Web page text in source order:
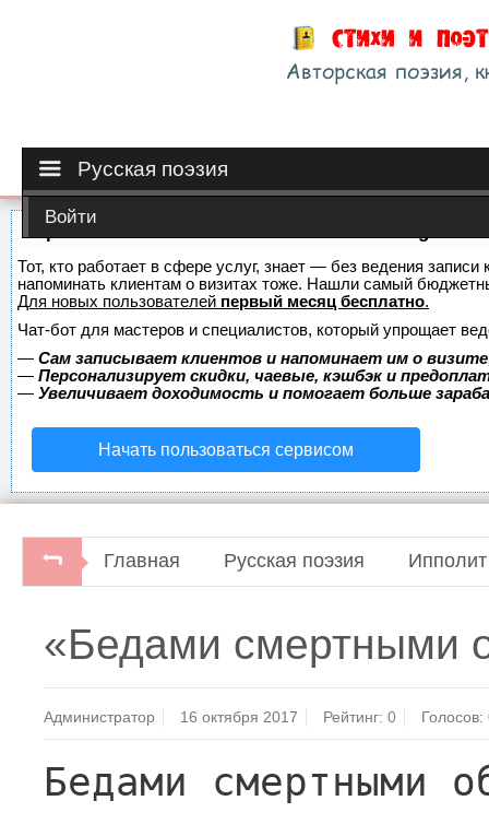
Русская поэзия
Войти
Тот, кто работает в сфере услуг, знает — без ведения
напоминать клиентам о визитах тоже. Нашли самый
Для новых пользователей первый месяц бесплатно.
Чат-бот для мастеров и специалистов, который упрощает
— Сам записывает клиентов и напоминает им о
— Персонализирует скидки, чаевые, кэшбэк и
— Увеличивает доходимость и помогает больше
Начать пользоваться сервисом
Главная Русская поэзия
«Бедами смертными
Администратор 16 октября 2017 Рейтинг:0 Голосов:
Бедами смертными